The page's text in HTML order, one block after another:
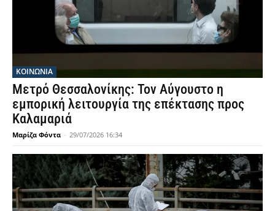
ΚΟΙΝΩΝΙΑ
Μετρό Θεσσαλονίκης: Τον Αύγουστο η
εμπορική λειτουργία της επέκτασης προς
Καλαμαριά
Μαρίζα Φόντα - 29/07/2026 16:34